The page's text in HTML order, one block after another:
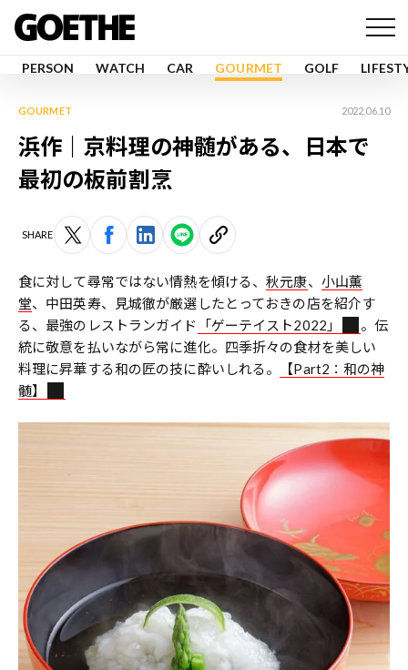
PERSON WATCH CAR GOURMET GOLF
GOURMET 2022.06.10
浜作｜京料理の神髄がある、日本で
最初の板前割烹
SHARE
食に対して尋常ではない情熱を傾ける、秋元康、 小山薫
堂、中田英寿、見城徹が厳選したとっておきの店を紹介す
る、最強のレストランガイド
「ゲーテイスト2022」
。伝
統に敬意を払いながら常に進化。四季折々の食材を美しい
料理に昇華する和の匠の技に酔いしれる。
【Part2：和の神
髄】